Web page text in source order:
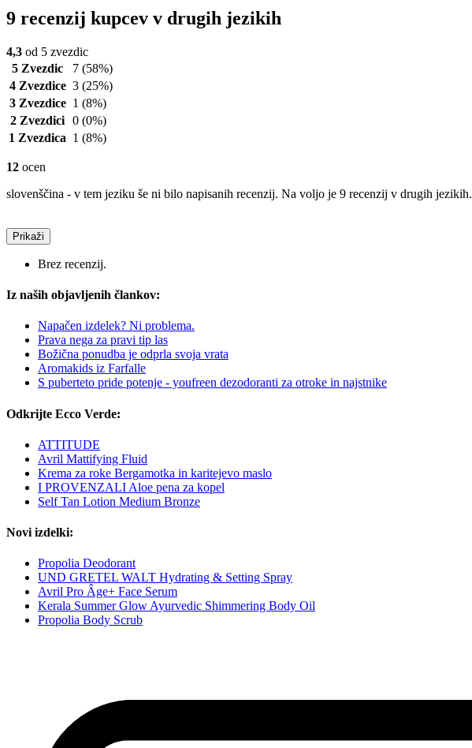
9 recenzij kupcev v drugih jezikih
4,3 od 5 zvezdic
5 Zvezdic
7 (58%)
4 Zvezdice 3 (25%)
3 Zvezdice 1 (8%)
2 Zvezdici 0 (0%)
1 Zvezdica 1 (8%)
12 ocen
slovenščina - v tem jeziku še ni bilo napisanih recenzij. Na voljo je 9 recenzij v drugih jezikih.
Prikaži
Brez recenzij.
Iz naših objavljenih člankov:
Napačen izdelek? Ni problema.
Prava nega za pravi tip las
Božična ponudba je odprla svoja vrata
Aromakids iz Farfalle
S puberteto pride potenje - youfreen dezodoranti za otroke in najstnike
Odkrijte Ecco Verde:
ATTITUDE
Avril Mattifying Fluid
Krema za roke Bergamotka in karitejevo maslo
I PROVENZALI Aloe pena za kopel
Self Tan Lotion Medium Bronze
Novi izdelki:
Propolia Deodorant
UND GRETEL WALT Hydrating & Setting Spray
Avril Pro Âge+ Face Serum
Kerala Summer Glow Ayurvedic Shimmering Body Oil
Propolia Body Scrub